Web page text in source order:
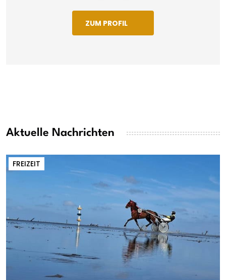
ZUM PROFIL
Aktuelle Nachrichten
FREIZEIT